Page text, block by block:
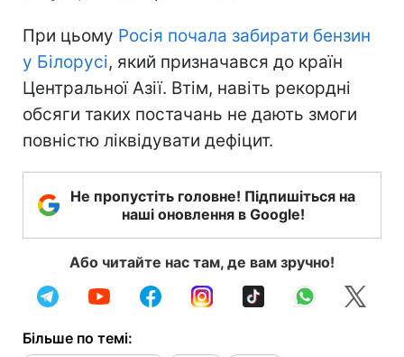
При цьому Росія почала забирати бензин
у Білорусі, який призначався до країн
Центральної Азії. Втім, навіть рекордні
обсяги таких постачань не дають змоги
повністю ліквідувати дефіцит.
Не пропустіть головне! Підпишіться на
наші оновлення в Google!
Або читайте нас там, де вам зручно!
Більше по темі: